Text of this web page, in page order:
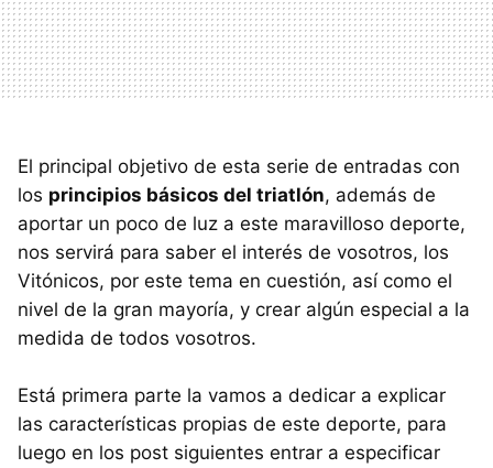
El principal objetivo de esta serie de entradas con
los principios básicos del triatlón, además de
aportar un poco de luz a este maravilloso deporte,
nos servirá para saber el interés de vosotros, los
Vitónicos, por este tema en cuestión, así como el
nivel de la gran mayoría, y crear algún especial a la
medida de todos vosotros.
Está primera parte la vamos a dedicar a explicar
las características propias de este deporte, para
luego en los post siguientes entrar a especificar